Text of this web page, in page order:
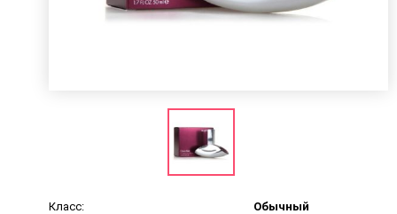
Класс:
Обычный